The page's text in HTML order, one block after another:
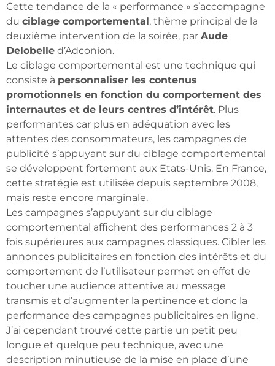
Cette tendance de la « performance » s’accompagne
du ciblage comportemental, thème principal de la
deuxième intervention de la soirée, par Aude
Delobelle d’Adconion.
Le ciblage comportemental est une technique qui
consiste à personnaliser les contenus
promotionnels en fonction du comportement des
internautes et de leurs centres d’intérêt. Plus
performantes car plus en adéquation avec les
attentes des consommateurs, les campagnes de
publicité s’appuyant sur du ciblage comportemental
se développent fortement aux Etats-Unis. En France,
cette stratégie est utilisée depuis septembre 2008,
mais reste encore marginale.
Les campagnes s’appuyant sur du ciblage
comportemental affichent des performances 2 à 3
fois supérieures aux campagnes classiques. Cibler les
annonces publicitaires en fonction des intérêts et du
comportement de l’utilisateur permet en effet de
toucher une audience attentive au message
transmis et d’augmenter la pertinence et donc la
performance des campagnes publicitaires en ligne.
J’ai cependant trouvé cette partie un petit peu
longue et quelque peu technique, avec une
description minutieuse de la mise en place d’une